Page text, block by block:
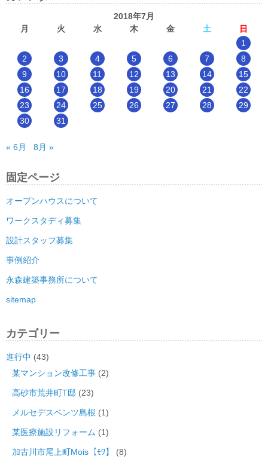
2018年7月
月
火 水 木 金 土
日
1
2
3 4 5 6 7
8
9
10 11 12 13 14
15
16
17 18 19 20 21
22
23
24 25 26 27 28
29
30
31
« 6月 8月 »
固定ページ
オープンハウスについて
ワークスタディ募集
設計スタッフ募集
事例紹介
永森建築事務所について
sitemap
カテゴリー
進行中 (43)
某マンション改修工事 (2)
高砂市荒井町T邸 (23)
メルセデスベンツ島根 (1)
某医療施設リフォーム (1)
加古川市尾上町Mois【ﾓﾜ】 (8)